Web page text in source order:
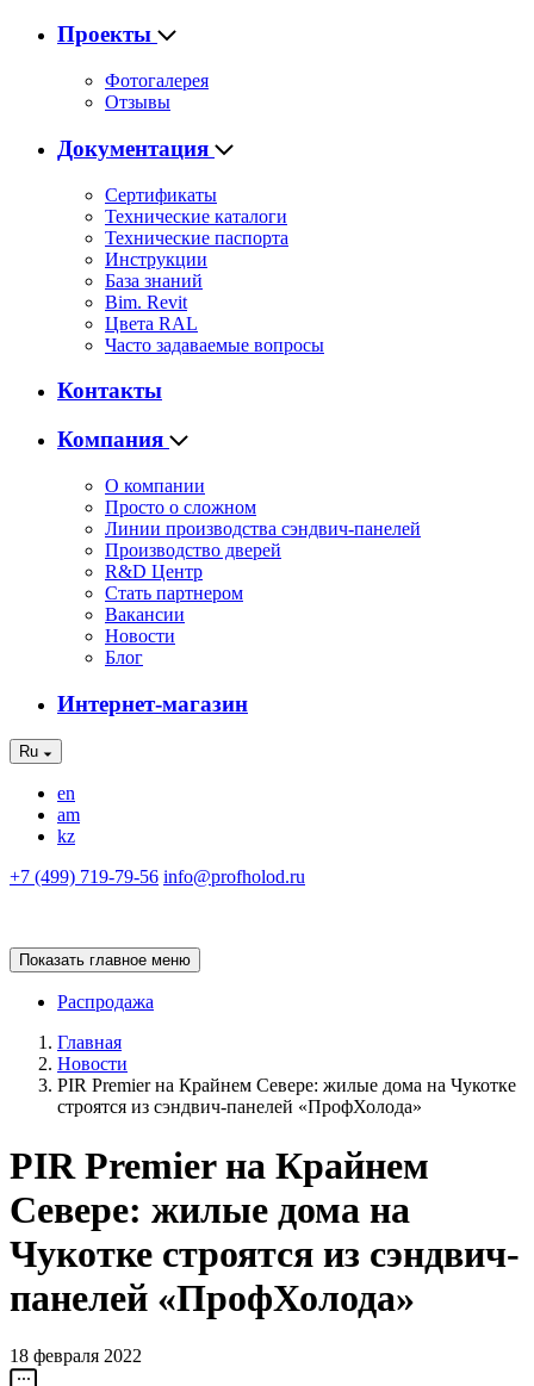
Проекты
Фотогалерея
Отзывы
Документация
Сертификаты
Технические каталоги
Технические паспорта
Инструкции
База знаний
Bim. Revit
Цвета RAL
Часто задаваемые вопросы
Контакты
Компания
О компании
Просто о сложном
Линии производства сэндвич-панелей
Производство дверей
R&D Центр
Стать партнером
Вакансии
Новости
Блог
Интернет-магазин
Ru
en
am
kz
+7 (499) 719-79-56 info@profholod.ru
Показать главное меню
Распродажа
Главная
Новости
PIR Premier на Крайнем Севере: жилые дома на Чукотке
строятся из сэндвич-панелей «ПрофХолода»
PIR Premier на Крайнем
Севере: жилые дома на
Чукотке строятся из сэндвич-
панелей «ПрофХолода»
18 февраля 2022